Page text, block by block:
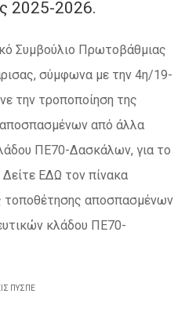
2025-2026.
Συμβούλιο Πρωτοβάθμιας
σύμφωνα με την 4η/19-
την τροποποίηση της
από άλλα
ΠΕ70-Δασκάλων, για το
ΕΔΩ τον πίνακα
τοποθέτησης αποσπασμένων
κλάδου ΠΕ70-
ΠΥΣΠΕ